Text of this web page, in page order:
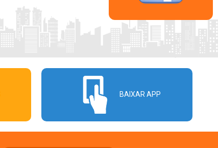
BAIXAR APP